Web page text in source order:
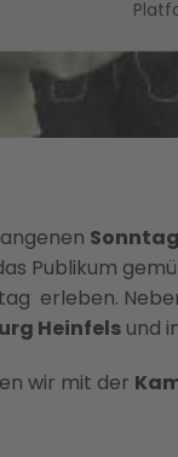
Sonntag
Publikum
erleben.
Heinfels und
wir mit der